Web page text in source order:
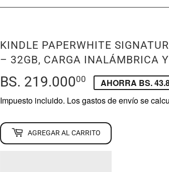
KINDLE PAPERWHITE
– 32GB, CARGA INALÁMBRICA
BS. 219.00000
BS.
219.000,00
AHORRA BS.
Impuesto incluido. Losgastos de envíose
AGREGAR AL CARRITO